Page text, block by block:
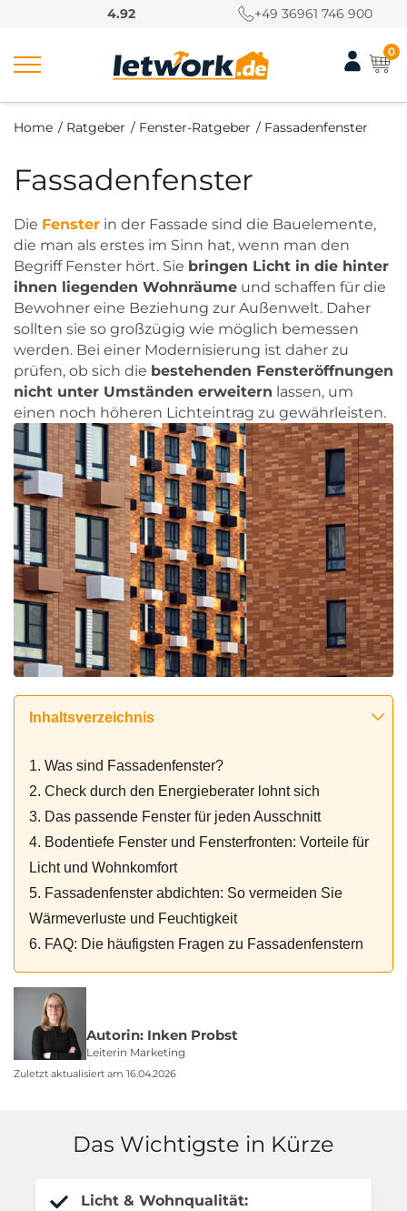
4.92 +49 36961 746 900
0
Home / Ratgeber / Fenster-Ratgeber / Fassadenfenster
Fassadenfenster
Die Fenster in der Fassade sind die Bauelemente,
die man als erstes im Sinn hat, wenn man den
Begriff Fenster hört. Sie bringen Licht in die hinter
ihnen liegenden Wohnräume und schaffen für die
Bewohner eine Beziehung zur Außenwelt. Daher
sollten sie so großzügig wie möglich bemessen
werden. Bei einer Modernisierung ist daher zu
prüfen, ob sich die bestehenden Fensteröffnungen
nicht unter Umständen erweitern lassen, um
einen noch höheren Lichteintrag zu gewährleisten.
Inhaltsverzeichnis
1. Was sind Fassadenfenster?
2. Check durch den Energieberater lohnt sich
3. Das passende Fenster für jeden Ausschnitt
4. Bodentiefe Fenster und Fensterfronten: Vorteile für
Licht und Wohnkomfort
5. Fassadenfenster abdichten: So vermeiden Sie
Wärmeverluste und Feuchtigkeit
6. FAQ: Die häufigsten Fragen zu Fassadenfenstern
Autorin: Inken Probst
Leiterin Marketing
Zuletzt aktualisiert am 16.04.2026
Das Wichtigste in Kürze
Licht & Wohnqualität: